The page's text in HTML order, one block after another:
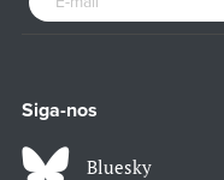
Siga-nos
Bluesky